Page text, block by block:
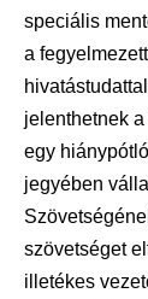
speciális
a
jelenthetnek
egy
jegyében
szövetséget
illetékes